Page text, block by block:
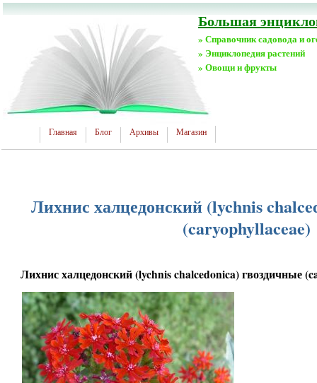
Большая
» Справочник садовода и
» Энциклопедия растений
» Овощи и фрукты
Главная Блог Архивы Магазин
Лихнис халцедонский (lychnis
(caryophyllaceae)
Лихнис халцедонский (lychnis chalcedonica) гвоздичные